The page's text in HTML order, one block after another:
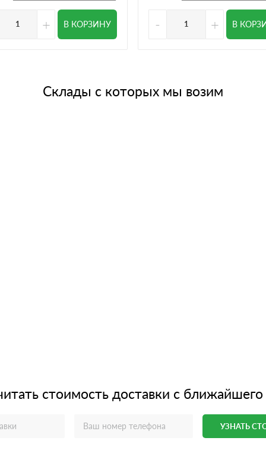
+ В КОРЗИНУ - + В
Склады с которых мы возим
стоимость доставки с ближайшего
УЗНАТЬ